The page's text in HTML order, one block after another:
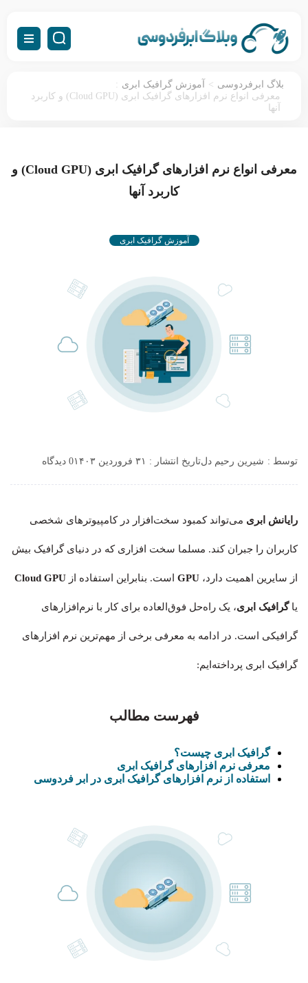
بلاگ ابرفردوسی > آموزش گرافیک ابری :
معرفی انواع نرم افزارهای گرافیک ابری (Cloud GPU) و کاربرد
آنها
معرفی انواع نرم افزارهای گرافیک ابری (Cloud GPU) و
کاربرد آنها
آموزش گرافیک ابری
توسط : شیرین رحیم دلتاریخ انتشار : ۳۱ فروردین ۱۴۰۳ 0 دیدگاه
رایانش ابری می‌تواند کمبود سخت‌افزار در کامپیوترهای شخصی
کاربران را جبران کند. مسلما سخت افزاری که در دنیای گرافیک بیش
از سایرین اهمیت دارد، GPU است. بنابراین استفاده از Cloud GPU
یاگرافیک ابری، یک راه‌حل فوق‌العاده برای کار با نرم‌افزارهای
گرافیکی است. در ادامه به معرفی برخی از مهم‌ترین نرم افزارهای
گرافیک ابری پرداخته‌ایم:
فهرست مطالب
گرافیک ابری چیست؟
معرفی نرم افزارهای گرافیک ابری
استفاده از نرم افزارهای گرافیک ابری در ابر فردوسی